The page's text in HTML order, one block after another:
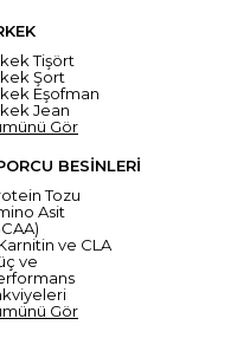
Tişört
Şort
Eşofman
Jean
Gör
BESİNLERİ
Tozu
Asit
ve CLA
ve
Gör